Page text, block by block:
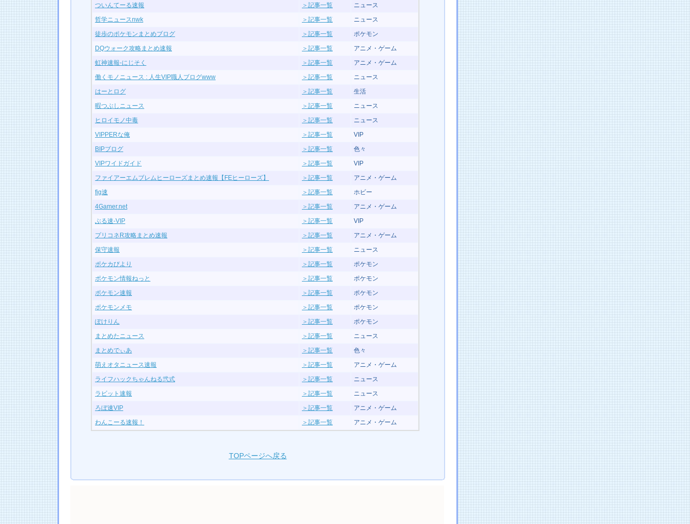
ついんてーる速報
＞記事一覧
ニュース
哲学ニュースnwk
＞記事一覧
ニュース
徒歩のポケモンまとめブログ
＞記事一覧
ポケモン
DQウォーク攻略まとめ速報
＞記事一覧
アニメ・ゲーム
虹神速報-にじそく
＞記事一覧
アニメ・ゲーム
働くモノニュース : 人生VIP職人ブログwww
＞記事一覧
ニュース
はーとログ
＞記事一覧
生活
暇つぶしニュース
＞記事一覧
ニュース
ヒロイモノ中毒
＞記事一覧
ニュース
VIPPERな俺
＞記事一覧
VIP
BIPブログ
＞記事一覧
色々
VIPワイドガイド
＞記事一覧
VIP
ファイアーエムブレムヒーローズまとめ速報【FEヒーローズ】
＞記事一覧
アニメ・ゲーム
fig速
＞記事一覧
ホビー
4Gamer.net
＞記事一覧
アニメ・ゲーム
ぶる速-VIP
＞記事一覧
VIP
プリコネR攻略まとめ速報
＞記事一覧
アニメ・ゲーム
保守速報
＞記事一覧
ニュース
ポケカびより
＞記事一覧
ポケモン
ポケモン情報ねっと
＞記事一覧
ポケモン
ポケモン速報
＞記事一覧
ポケモン
ポケモンメモ
＞記事一覧
ポケモン
ぽけりん
＞記事一覧
ポケモン
まとめたニュース
＞記事一覧
ニュース
まとめでぃあ
＞記事一覧
色々
萌えオタニュース速報
＞記事一覧
アニメ・ゲーム
ライフハックちゃんねる弐式
＞記事一覧
ニュース
ラビット速報
＞記事一覧
ニュース
ろぼ速VIP
＞記事一覧
アニメ・ゲーム
わんこーる速報！
＞記事一覧 アニメ・ゲーム
TOPページへ戻る